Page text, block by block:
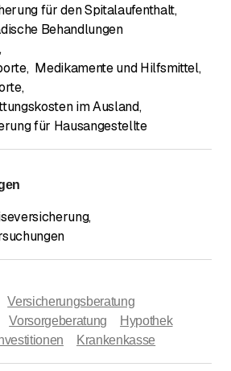
für den Spitalaufenthalt,
Behandlungen
,
, Medikamente und Hilfsmittel,
,
im Ausland,
für Hausangestellte
,
Versicherungsberatung
Vorsorgeberatung
Hypothek
Krankenkasse